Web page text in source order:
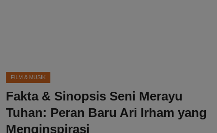
FILM & MUSIK
Fakta & Sinopsis Seni Merayu
Tuhan: Peran Baru Ari Irham yang
Menginspirasi